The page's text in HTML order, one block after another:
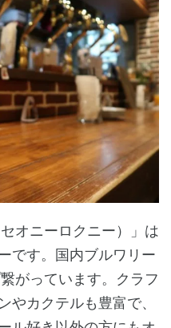
オニーロクニー）」は
です。国内ブルワリー
がっています。クラフ
やカクテルも豊富で、